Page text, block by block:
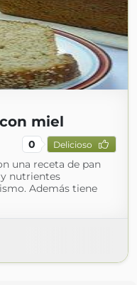
miel
0 Delicioso
una receta de pan
nutrientes
Además tiene